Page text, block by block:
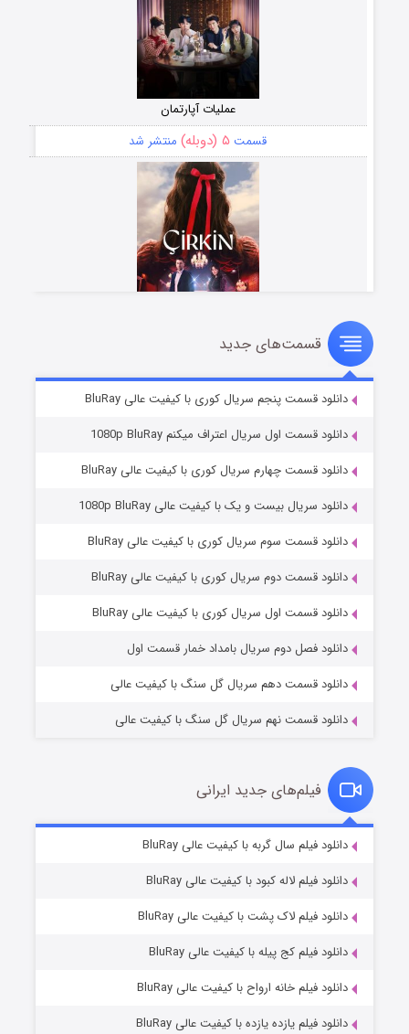
عملیات آپارتمان
قسمت ۵ (دوبله) منتشر شد
سریال زشت
قسمت۲ (زیرنویس) منتشر شد
مردگان متحرک: شهر مرده ۳
قسمت۲ (زیرنویس) منتشر شد
قسمت۷ (زیرنویس) منتشر شد
قسمت‌های جدید
دانلود قسمت پنجم سریال کوری با کیفیت عالی BluRay
دانلود قسمت اول سریال اعتراف میکنم 1080p BluRay
دانلود قسمت چهارم سریال کوری با کیفیت عالی BluRay
دانلود سریال بیست و یک با کیفیت عالی 1080p BluRay
دانلود قسمت سوم سریال کوری با کیفیت عالی BluRay
دانلود قسمت دوم سریال کوری با کیفیت عالی BluRay
دانلود قسمت اول سریال کوری با کیفیت عالی BluRay
دانلود فصل دوم سریال بامداد خمار قسمت اول
دانلود قسمت دهم سریال گل سنگ با کیفیت عالی
دانلود قسمت نهم سریال گل سنگ با کیفیت عالی
فیلم‌های جدید ایرانی
دانلود فیلم سال گربه با کیفیت عالی BluRay
دانلود فیلم لاله کبود با کیفیت عالی BluRay
دانلود فیلم لاک پشت با کیفیت عالی BluRay
دانلود فیلم کج‌ پیله با کیفیت عالی BluRay
دانلود فیلم خانه ارواح با کیفیت عالی BluRay
دانلود فیلم یازده یازده با کیفیت عالی BluRay